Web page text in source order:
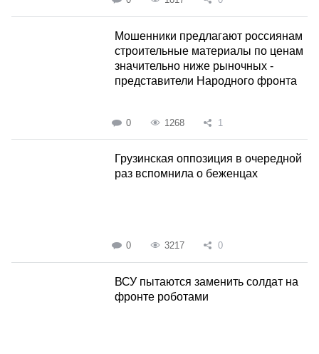
Мошенники предлагают россиянам
строительные материалы по ценам
значительно ниже рыночных -
представители Народного фронта
0 1268 1
Грузинская оппозиция в очередной
раз вспомнила о беженцах
0 3217 0
ВСУ пытаются заменить солдат на
фронте роботами